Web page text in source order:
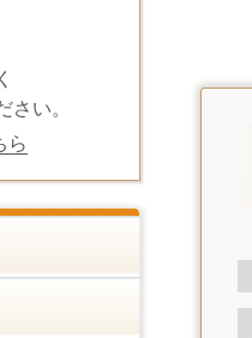
さい。
ら